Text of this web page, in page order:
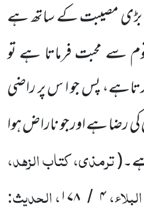
،بڑی مصیبت کے ساتھ ہے
سے محبت فرماتا ہے تو
کرتاہے، پس جو ا س پر راضی
کی رضا ہے اور جو ناراض ہوا
(ترمذی، کتاب الزہد،
۴ / ۱۷۸، الحدیث: